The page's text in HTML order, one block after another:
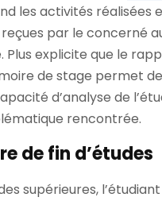
les activités réalisées
par le concerné
Plus explicite que le
de stage permet de
d’analyse de
rencontrée.
de fin d’études
supérieures,